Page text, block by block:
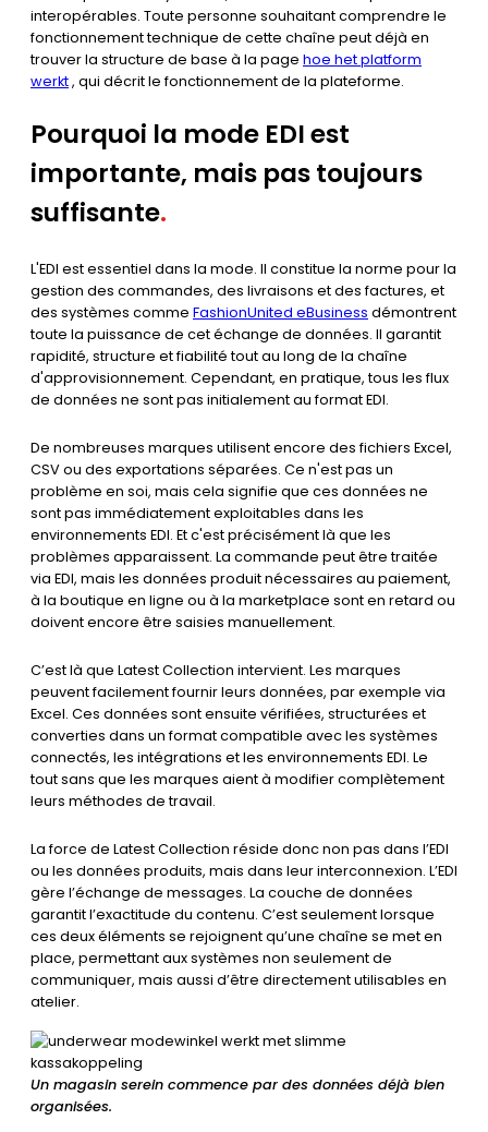
interopérables. Toute personne souhaitant comprendre le
fonctionnement technique de cette chaîne peut déjà en
trouver la structure de base à la page hoe het platform
werkt, qui décrit le fonctionnement de la plateforme.
Pourquoi la mode EDI est
importante, mais pas toujours
suffisante.
L'EDI est essentiel dans la mode. Il constitue la norme pour la
gestion des commandes, des livraisons et des factures, et
des systèmes comme FashionUnited eBusiness démontrent
toute la puissance de cet échange de données. Il garantit
rapidité, structure et fiabilité tout au long de la chaîne
d'approvisionnement. Cependant, en pratique, tous les flux
de données ne sont pas initialement au format EDI.
De nombreuses marques utilisent encore des fichiers Excel,
CSV ou des exportations séparées. Ce n'est pas un
problème en soi, mais cela signifie que ces données ne
sont pas immédiatement exploitables dans les
environnements EDI. Et c'est précisément là que les
problèmes apparaissent. La commande peut être traitée
via EDI, mais les données produit nécessaires au paiement,
à la boutique en ligne ou à la marketplace sont en retard ou
doivent encore être saisies manuellement.
C’est là que Latest Collection intervient. Les marques
peuvent facilement fournir leurs données, par exemple via
Excel. Ces données sont ensuite vérifiées, structurées et
converties dans un format compatible avec les systèmes
connectés, les intégrations et les environnements EDI. Le
tout sans que les marques aient à modifier complètement
leurs méthodes de travail.
La force de Latest Collection réside donc non pas dans l’EDI
ou les données produits, mais dans leur interconnexion. L’EDI
gère l’échange de messages. La couche de données
garantit l’exactitude du contenu. C’est seulement lorsque
ces deux éléments se rejoignent qu’une chaîne se met en
place, permettant aux systèmes non seulement de
communiquer, mais aussi d’être directement utilisables en
atelier.
Un magasin serein commence par des données déjà bien
organisées.